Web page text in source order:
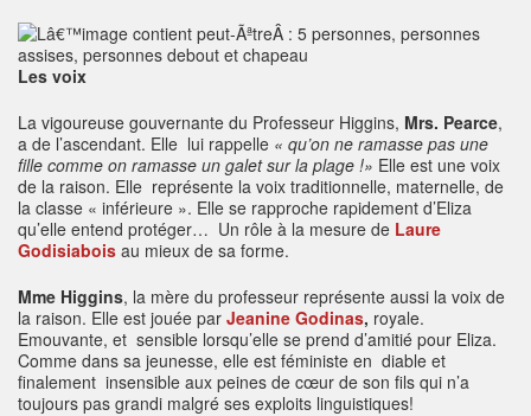
Les voix
La vigoureuse gouvernante du Professeur Higgins, Mrs. Pearce,
a de l’ascendant. Elle lui rappelle « qu’on ne ramasse pas une
fille comme on ramasse un galet sur la plage !» Elle est une voix
de la raison. Elle représente la voix traditionnelle, maternelle, de
la classe « inférieure ». Elle se rapproche rapidement d’Eliza
qu’elle entend protéger… Un rôle à la mesure de Laure
Godisiabois au mieux de sa forme.
Mme Higgins, la mère du professeur représente aussi la voix de
la raison. Elle est jouée par Jeanine Godinas, royale.
Emouvante, et sensible lorsqu’elle se prend d’amitié pour Eliza.
Comme dans sa jeunesse, elle est féministe en diable et
finalement insensible aux peines de cœur de son fils qui n’a
toujours pas grandi malgré ses exploits linguistiques!